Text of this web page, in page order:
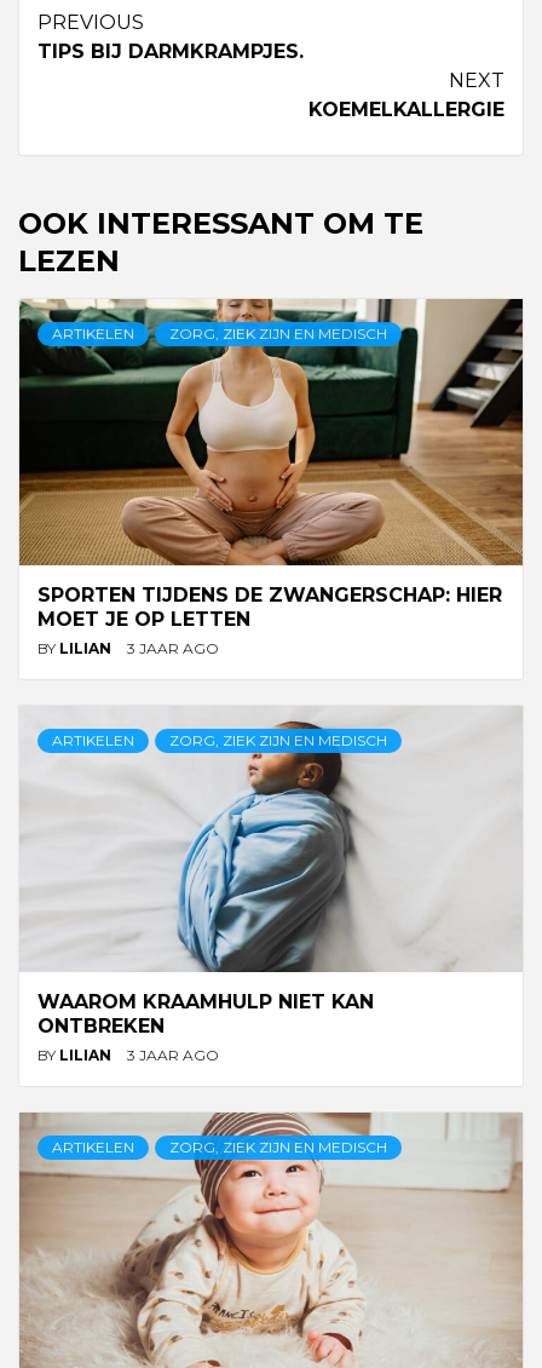
Continue
PREVIOUS
TIPS BIJ DARMKRAMPJES.
NEXT
KOEMELKALLERGIE
OOK INTERESSANT OM TE
LEZEN
ARTIKELEN ZORG, ZIEK ZIJN EN MEDISCH
SPORTEN TIJDENS DE ZWANGERSCHAP: HIER
MOET JE OP LETTEN
BY LILIAN 3 JAAR AGO
ARTIKELEN ZORG, ZIEK ZIJN EN MEDISCH
WAAROM KRAAMHULP NIET KAN
ONTBREKEN
BY LILIAN 3 JAAR AGO
ARTIKELEN ZORG, ZIEK ZIJN EN MEDISCH